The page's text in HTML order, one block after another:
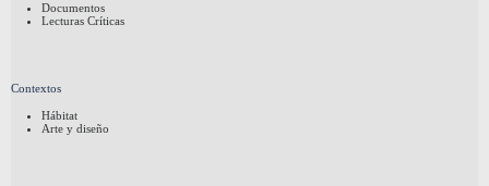
Documentos
Lecturas Críticas
Contextos
Hábitat
Arte y diseño